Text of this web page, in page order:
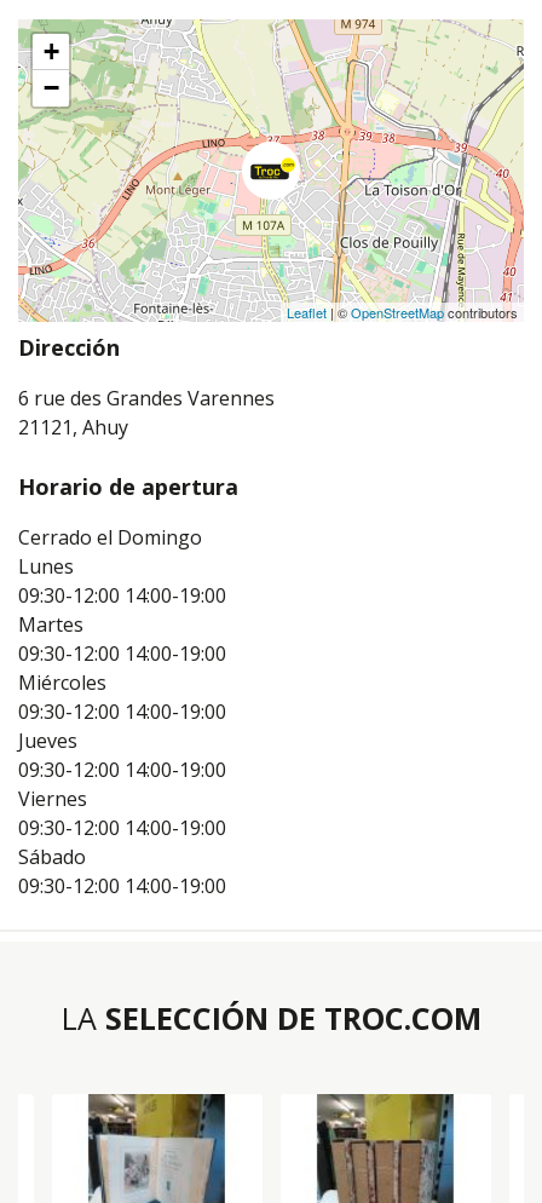
+
−
Leaflet | ©OpenStreetMapcontributors
Dirección
6 rue des Grandes Varennes
21121, Ahuy
Horario de apertura
Cerrado el Domingo
Lunes
09:30-12:00 14:00-19:00
Martes
09:30-12:00 14:00-19:00
Miércoles
09:30-12:00 14:00-19:00
Jueves
09:30-12:00 14:00-19:00
Viernes
09:30-12:00 14:00-19:00
Sábado
09:30-12:00 14:00-19:00
LA SELECCIÓN DE TROC.COM